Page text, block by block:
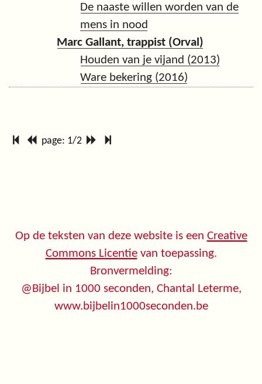
De naaste willen worden van de
mens in nood
Marc Gallant, trappist (Orval)
Houden van je vijand (2013)
Ware bekering (2016)
page: 1/2
Op de teksten van deze website is een Creative
Commons Licentievan toepassing.
Bronvermelding:
@Bijbel in 1000 seconden, Chantal Leterme,
www.bijbelin1000seconden.be